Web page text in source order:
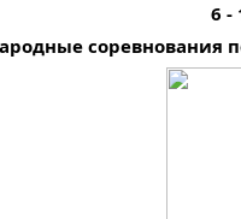
6 -
соревнования